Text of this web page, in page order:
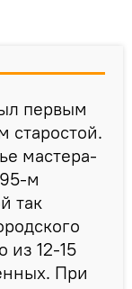
первым
старостой.
мастера-
м
так
из 12-15
При